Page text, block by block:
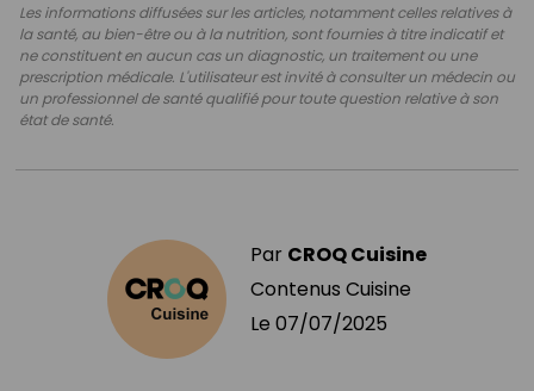
Les informations diffusées sur les articles, notamment celles relatives à
la santé, au bien-être ou à la nutrition, sont fournies à titre indicatif et
ne constituent en aucun cas un diagnostic, un traitement ou une
prescription médicale. L'utilisateur est invité à consulter un médecin ou
un professionnel de santé qualifié pour toute question relative à son
état de santé.
Par CROQ Cuisine
Contenus Cuisine
Le 07/07/2025